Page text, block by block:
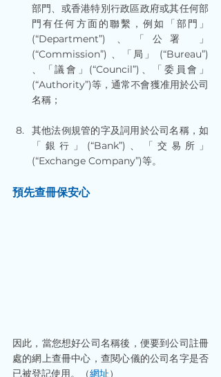
部門、或香港特別行政區政府或其任何部
門有任何方面的聯繫，例如「部門」
(“Department”) 、「公署 」
(“Commission”) 、「局」 (“Bureau”)
、「議會」(“Council”)、「委員會」
(“Authority”)等，通常不會獲准用於公司
名稱；
其他法例規管的字及詞用於公司名稱，如
「銀行」(“Bank”)、「交易所」
(“Exchange Company”)等。
預先查冊保安心
因此，當您想好公司名稱後，便要到公司註冊
處的網上查冊中心，查閱心儀的公司名字是否
已被登記使用。（網址）